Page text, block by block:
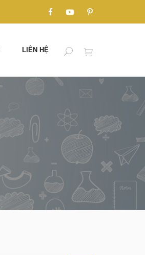
LIÊN HỆ